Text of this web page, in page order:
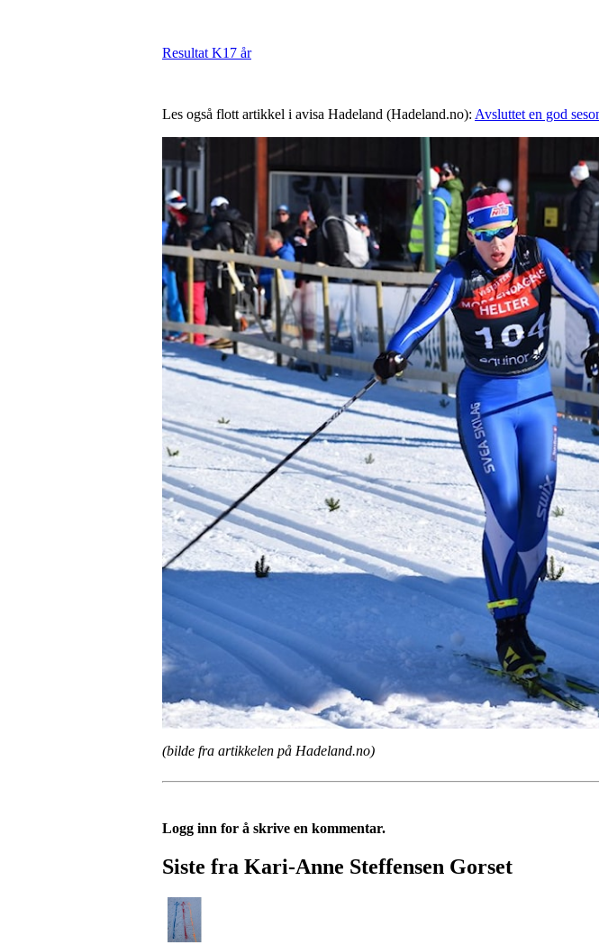
Resultat K17 år
Les også flott artikkel i avisa Hadeland (Hadeland.no): Avsluttet en god
(bilde fra artikkelen på Hadeland.no)
Logg inn for å skrive en kommentar.
Siste fra Kari-Anne Steffensen Gorset